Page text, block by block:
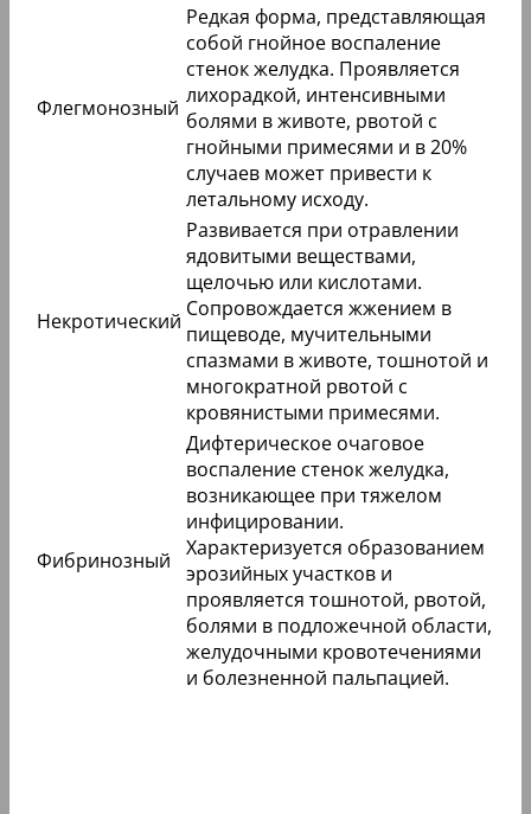
Флегмонозный
Редкая форма, представляющая
собой гнойное воспаление
стенок желудка. Проявляется
лихорадкой, интенсивными
болями в животе, рвотой с
гнойными примесями и в 20%
случаев может привести к
летальному исходу.
Некротический
Развивается при отравлении
ядовитыми веществами,
щелочью или кислотами.
Сопровождается жжением в
пищеводе, мучительными
спазмами в животе, тошнотой и
многократной рвотой с
кровянистыми примесями.
Фибринозный
Дифтерическое очаговое
воспаление стенок желудка,
возникающее при тяжелом
инфицировании.
Характеризуется образованием
эрозийных участков и
проявляется тошнотой, рвотой,
болями в подложечной области,
желудочными кровотечениями
и болезненной пальпацией.